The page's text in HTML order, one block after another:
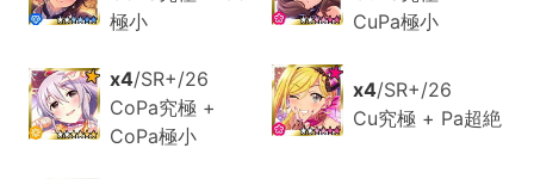
極小
CuPa極小
x4/SR+/26
CoPa究極 +
CoPa極小
x4/SR+/26
Cu究極 + Pa超絶